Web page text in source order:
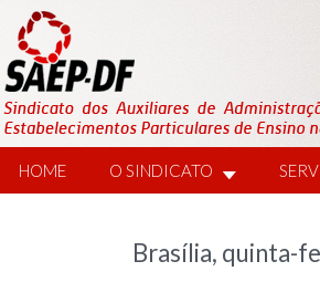
HOME O SINDICATO
Brasília, quinta-